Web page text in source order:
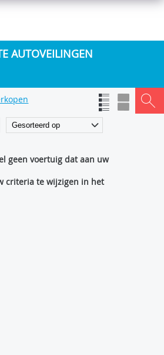
AUTOVEILINGEN
geen voertuig dat aan uw
criteria te wijzigen in het